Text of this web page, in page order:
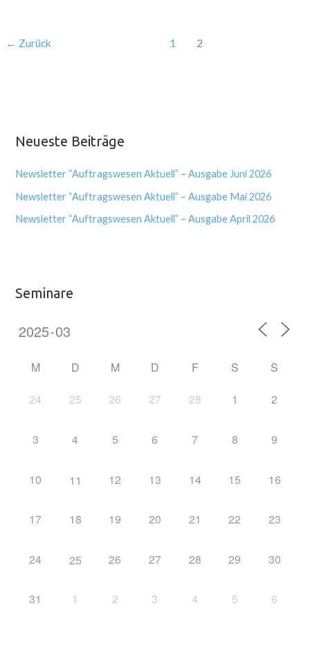
← Zurück 1 2
Neueste Beiträge
Newsletter “Auftragswesen Aktuell” – Ausgabe Juni 2026
Newsletter “Auftragswesen Aktuell” – Ausgabe Mai 2026
Newsletter “Auftragswesen Aktuell” – Ausgabe April 2026
Seminare
M D M D F S S
24 25 26 27 28 1 2
3 4 5 6 7 8 9
10 11 12 13 14 15 16
17 18 19 20 21 22 23
24 25 26 27 28 29 30
31 1 2 3 4 5 6